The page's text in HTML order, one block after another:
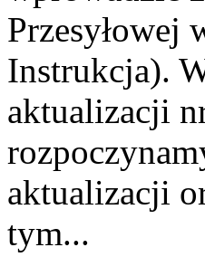
Przesyłowej
Instrukcja).
aktualizacji
aktualizacji
tym...